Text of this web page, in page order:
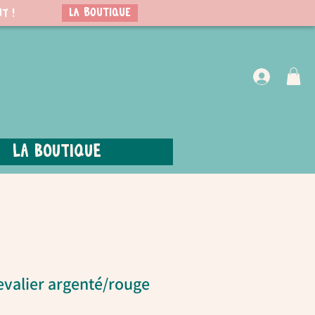
! LA BOUTIQUE
La boutique
argenté/rouge